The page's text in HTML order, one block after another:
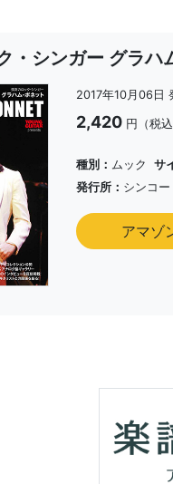
・シンガー グラハ
2017年10月06日
2,420 円（税
種別：ムック サ
発行所： シンコ
アマゾ